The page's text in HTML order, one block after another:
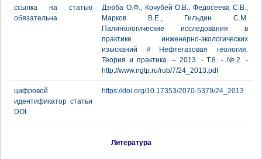
ссылка на статью
обязательна
Дзюба О.Ф., Кочубей О.В., Федосеева С.В.,
Марков В.Е., Гильдин С.М.
Палинологические исследования в
практике инженерно-экологических
изысканий // Нефтегазовая геология.
Теория и практика. – 2013. - Т.8. - №2. -
http://www.ngtp.ru/rub/7/24_2013.pdf
цифровой
идентификатор статьи
DOI
https://doi.org/10.17353/2070-5379/24_2013
Литература